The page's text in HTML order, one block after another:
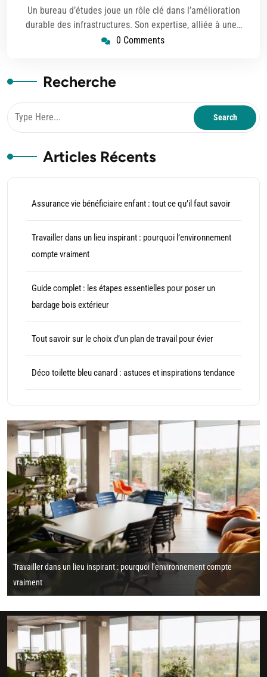
Un bureau d’études joue un rôle clé dans l’amélioration
durable des infrastructures. Son expertise, alliée à une…
0 Comments
Recherche
Articles Récents
Assurance vie bénéficiaire enfant : tout ce qu’il faut savoir
Travailler dans un lieu inspirant : pourquoi l’environnement
compte vraiment
Guide complet : les étapes essentielles pour poser un
bardage bois extérieur
Tout savoir sur le choix d’un plan de travail pour évier
Déco toilette bleu canard : astuces et inspirations tendance
Travailler dans un lieu inspirant : pourquoi l’environnement compte
vraiment